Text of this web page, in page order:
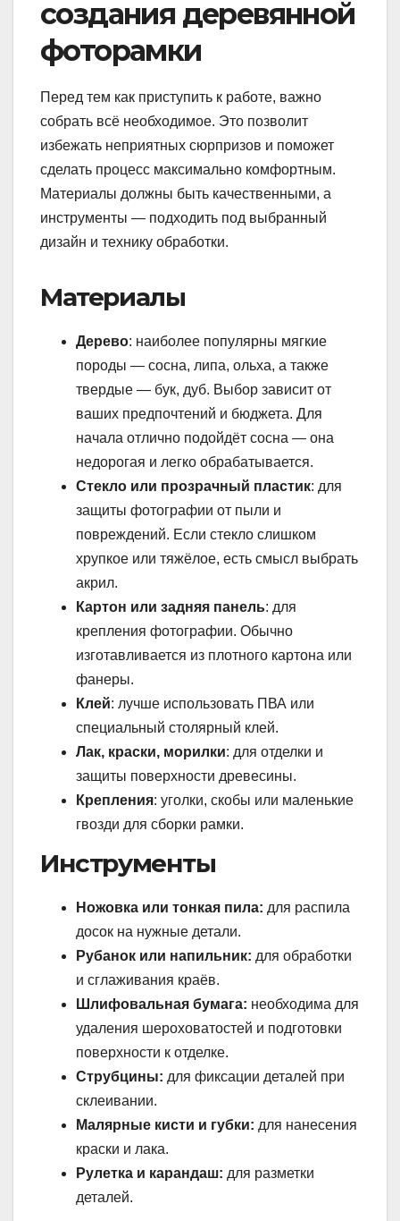
создания деревянной
фоторамки
Перед тем как приступить к работе, важно
собрать всё необходимое. Это позволит
избежать неприятных сюрпризов и поможет
сделать процесс максимально комфортным.
Материалы должны быть качественными, а
инструменты — подходить под выбранный
дизайн и технику обработки.
Материалы
Дерево: наиболее популярны мягкие
породы — сосна, липа, ольха, а также
твердые — бук, дуб. Выбор зависит от
ваших предпочтений и бюджета. Для
начала отлично подойдёт сосна — она
недорогая и легко обрабатывается.
Стекло или прозрачный пластик: для
защиты фотографии от пыли и
повреждений. Если стекло слишком
хрупкое или тяжёлое, есть смысл выбрать
акрил.
Картон или задняя панель: для
крепления фотографии. Обычно
изготавливается из плотного картона или
фанеры.
Клей: лучше использовать ПВА или
специальный столярный клей.
Лак, краски, морилки: для отделки и
защиты поверхности древесины.
Крепления: уголки, скобы или маленькие
гвозди для сборки рамки.
Инструменты
Ножовка или тонкая пила: для распила
досок на нужные детали.
Рубанок или напильник: для обработки
и сглаживания краёв.
Шлифовальная бумага: необходима для
удаления шероховатостей и подготовки
поверхности к отделке.
Струбцины: для фиксации деталей при
склеивании.
Малярные кисти и губки: для нанесения
краски и лака.
Рулетка и карандаш: для разметки
деталей.